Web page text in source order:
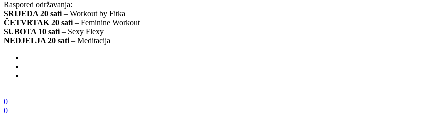
Raspored održavanja:
SRIJEDA 20 sati– Workout by Fitka
ČETVRTAK 20 sati– Feminine Workout
SUBOTA 10 sati– Sexy Flexy
NEDJELJA 20 sati– Meditacija
0
0